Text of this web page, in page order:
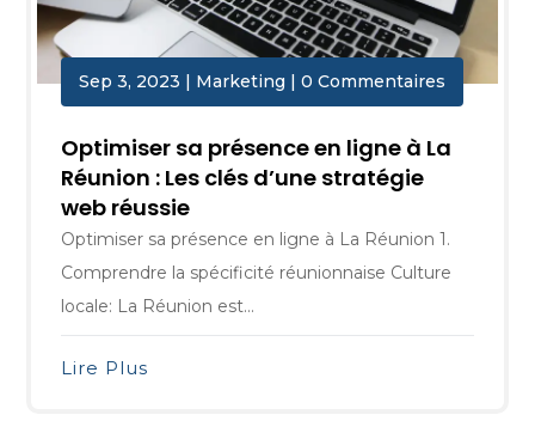
Optimiser sa présence en ligne à La
Réunion : Les clés d’une stratégie
web réussie
Sep 3, 2023 | Marketing | 0 Commentaires
Optimiser sa présence en ligne à La Réunion 1.
Comprendre la spécificité réunionnaise Culture
locale: La Réunion est...
Lire Plus